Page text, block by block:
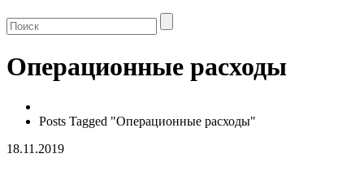
Операционные расходы
Posts Tagged "Операционные расходы"
18.11.2019